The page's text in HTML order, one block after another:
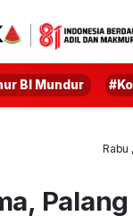
BI Mundur
Rabu